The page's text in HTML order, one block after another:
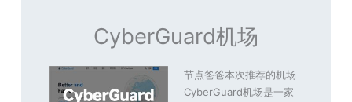
CyberGuard机场
节点爸爸本次推荐的机场
CyberGuard机场是一家